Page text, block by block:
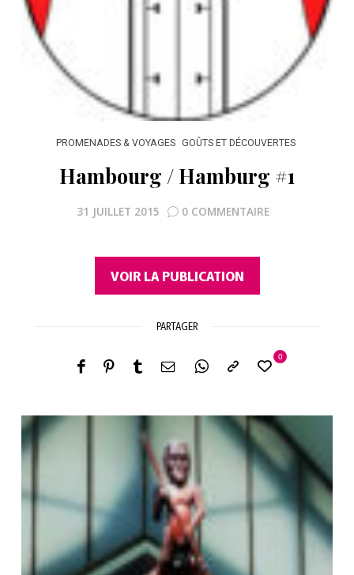
PROMENADES & VOYAGES GOÛTS ET DÉCOUVERTES
Hambourg / Hamburg #1
31 JUILLET 2015 0 COMMENTAIRE
VOIR LA PUBLICATION
PARTAGER
0